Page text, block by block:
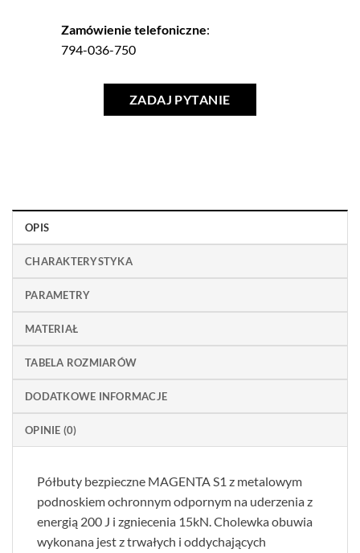
Zamówienie telefoniczne:
794-036-750
ZADAJ PYTANIE
OPIS
CHARAKTERYSTYKA
PARAMETRY
MATERIAŁ
TABELA ROZMIARÓW
DODATKOWE INFORMACJE
OPINIE (0)
Półbuty bezpieczne MAGENTA S1 z metalowym
podnoskiem ochronnym odpornym na uderzenia z
energią 200 J i zgniecenia 15kN. Cholewka obuwia
wykonana jest z trwałych i oddychających